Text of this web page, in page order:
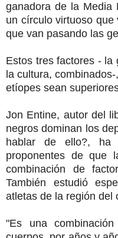
ganadora de la Media
un círculo virtuoso
que van pasando las
Estos tres factores - la
la cultura,
etíopes sean
Jon Entine, autor del
negros dominan los
hablar de ello?,
proponentes de que
combinación de
También estudió
atletas de la región del
"Es una